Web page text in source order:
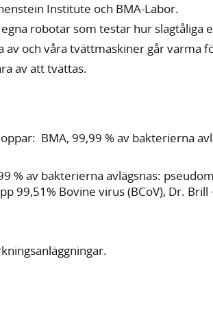
Institute och BMA-Labor.
robotar som testar hur slagtåliga
av och våra tvättmaskiner går varma
av att tvättas.
BMA, 99,99 % av bakterierna
% av bakterierna avlägsnas:
99,51% Bovine virus (BCoV), Dr.